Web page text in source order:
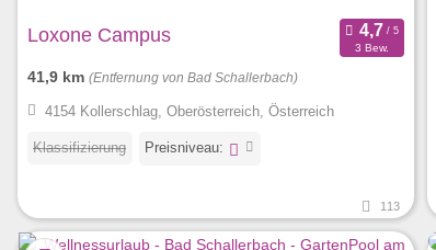
Loxone Campus
3 Bew.
41,9 km (Entfernung von Bad Schallerbach)
4154 Kollerschlag, Oberösterreich, Österreich
Klassifizierung Preisniveau:
113